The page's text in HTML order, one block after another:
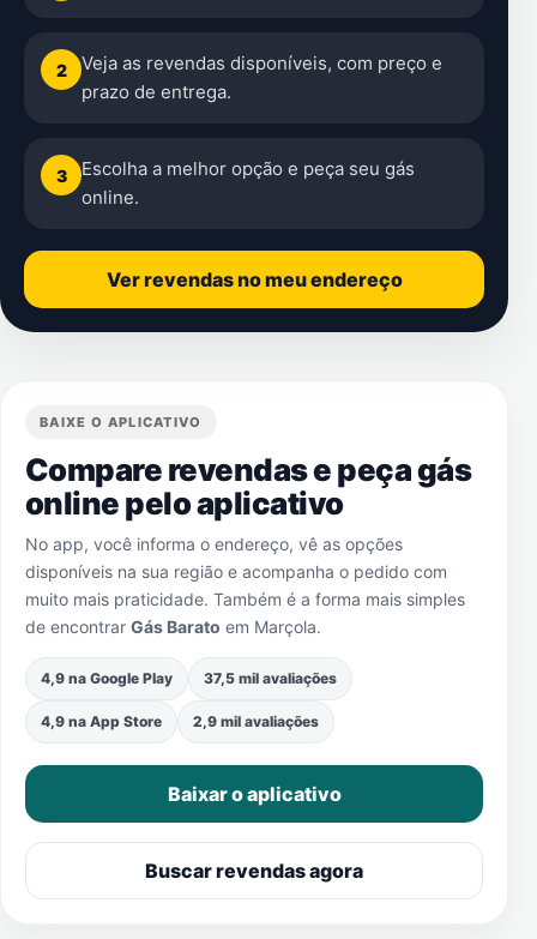
2
Veja as revendas disponíveis, com preço e
prazo de entrega.
3
Escolha a melhor opção e peça seu gás
online.
Ver revendas no meu endereço
BAIXE O APLICATIVO
Compare revendas e peça gás
online pelo aplicativo
No app, você informa o endereço, vê as opções
disponíveis na sua região e acompanha o pedido com
muito mais praticidade. Também é a forma mais simples
de encontrar Gás Barato em Marçola.
4,9 na Google Play 37,5 mil avaliações
4,9 na App Store 2,9 mil avaliações
Baixar o aplicativo
Buscar revendas agora